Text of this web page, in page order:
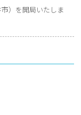
）を開局いたしま